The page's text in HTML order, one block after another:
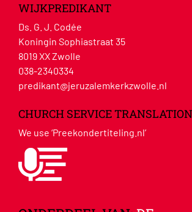
WIJKPREDIKANT
Ds. G. J. Codée
Koningin Sophiastraat 35
8019 XX Zwolle
038-2340334
predikant@jeruzalemkerkzwolle.nl
CHURCH SERVICE TRANSLATION
We use ‘Preekondertiteling.nl’